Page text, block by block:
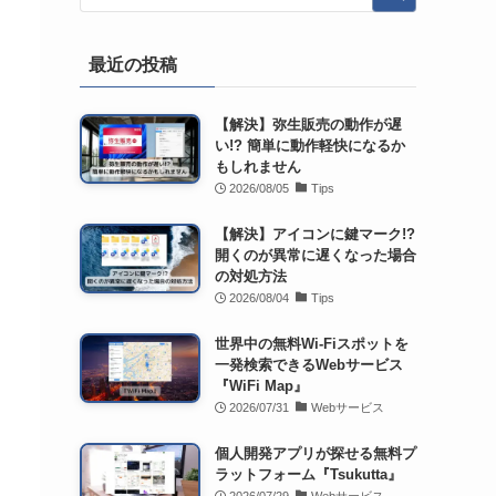
最近の投稿
【解決】弥生販売の動作が遅
い!? 簡単に動作軽快になるか
もしれません
2026/08/05 Tips
【解決】アイコンに鍵マーク!?
開くのが異常に遅くなった場合
の対処方法
2026/08/04 Tips
世界中の無料Wi-Fiスポットを
一発検索できるWebサービス
『WiFi Map』
2026/07/31 Webサービス
個人開発アプリが探せる無料プ
ラットフォーム『Tsukutta』